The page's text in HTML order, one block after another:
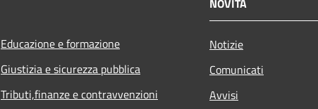
Educazione e formazione
Giustizia e sicurezza pubblica
Tributi,finanze e contravvenzioni
Notizie
Comunicati
Avvisi